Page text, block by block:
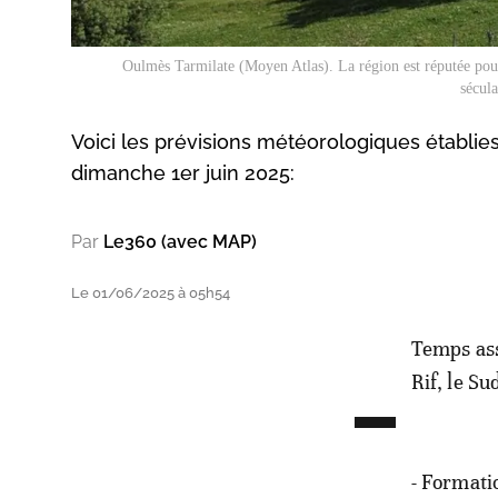
Oulmès Tarmilate (Moyen Atlas). La région est réputée
Voici les prévisions météorologiques
dimanche 1er juin 2025:
Par Le360 (avec MAP)
Le 01/06/2025 à 05h54 -
Temps
Rif, le
-